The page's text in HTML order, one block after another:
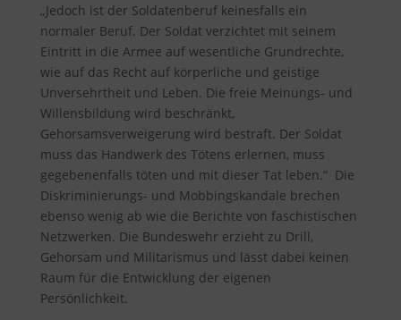
„Jedoch ist der Soldatenberuf keinesfalls ein
normaler Beruf. Der Soldat verzichtet mit seinem
Eintritt in die Armee auf wesentliche Grundrechte,
wie auf das Recht auf körperliche und geistige
Unversehrtheit und Leben. Die freie Meinungs- und
Willensbildung wird beschränkt,
Gehorsamsverweigerung wird bestraft. Der Soldat
muss das Handwerk des Tötens erlernen, muss
gegebenenfalls töten und mit dieser Tat leben.“ Die
Diskriminierungs- und Mobbingskandale brechen
ebenso wenig ab wie die Berichte von faschistischen
Netzwerken. Die Bundeswehr erzieht zu Drill,
Gehorsam und Militarismus und lässt dabei keinen
Raum für die Entwicklung der eigenen
Persönlichkeit.